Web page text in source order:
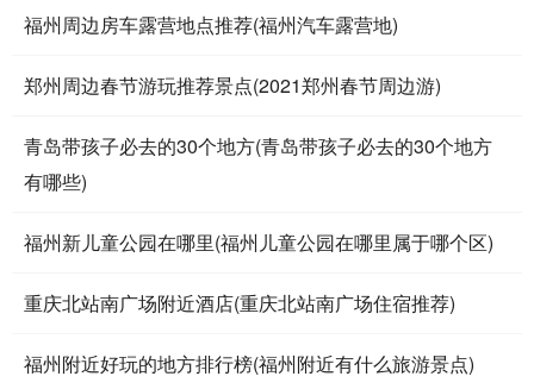
福州周边房车露营地点推荐(福州汽车露营地)
郑州周边春节游玩推荐景点(2021郑州春节周边游)
青岛带孩子必去的30个地方(青岛带孩子必去的30个地方
有哪些)
福州新儿童公园在哪里(福州儿童公园在哪里属于哪个区)
重庆北站南广场附近酒店(重庆北站南广场住宿推荐)
福州附近好玩的地方排行榜(福州附近有什么旅游景点)